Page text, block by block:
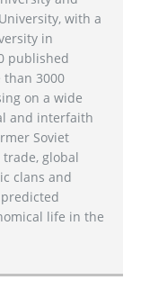
with a
in
published
than 3000
on a wide
and interfaith
Soviet
trade, global
clans and
life in the